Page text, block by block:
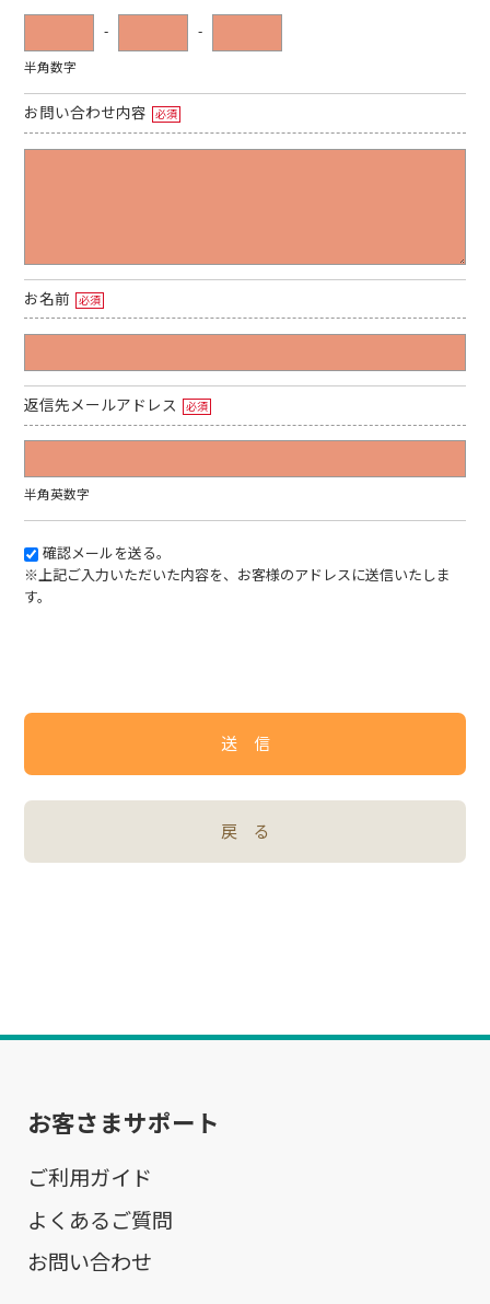
- -
半角数字
お問い合わせ内容 必須
お名前 必須
返信先メールアドレス 必須
半角英数字
確認メールを送る。
※上記ご入力いただいた内容を、お客様のアドレスに送信いたしま
す。
送 信
戻 る
お客さまサポート
ご利用ガイド
よくあるご質問
お問い合わせ